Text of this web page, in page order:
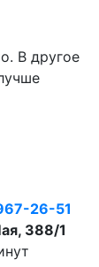
В другое
26-51
388/1